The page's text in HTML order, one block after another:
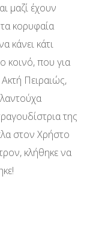
μαζί έχουν
κορυφαία
κάνει κάτι
κοινό, που για
Πειραιώς,
της
στον Χρήστο
κλήθηκε να